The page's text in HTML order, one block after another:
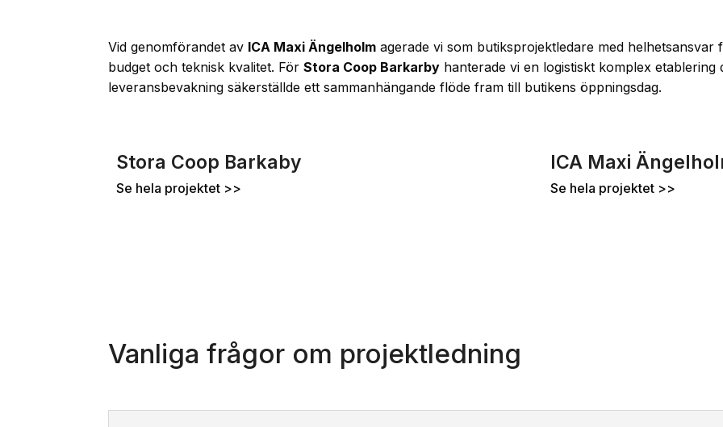
Vid genomförandet av ICA Maxi Ängelholm agerade vi som butiksprojektledare med
budget och teknisk kvalitet. FörStora Coop Barkarby hanterade vi en logistiskt komplex
leveransbevakning säkerställde ett sammanhängande flöde fram till butikens öppningsdag.
Stora Coop Barkaby
Se hela projektet >>
ICA Maxi
Se hela projektet >>
Vanliga frågor om projektledning